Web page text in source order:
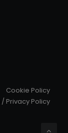
Cookie Policy
/ Privacy Policy